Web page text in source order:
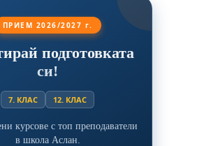
ПРИЕМ 2026/2027 г.
подготовката
си!
7. КЛАС 12. КЛАС
курсове с топ преподаватели
в школа Аслан.